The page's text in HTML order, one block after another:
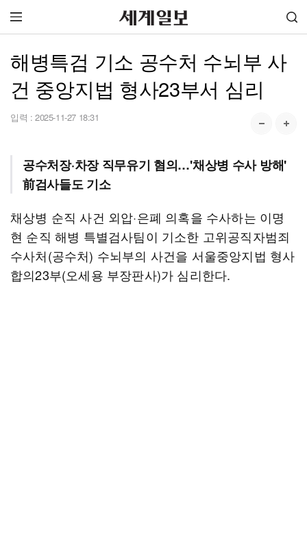
해병특검 기소 공수처 수뇌부 사
건 중앙지법 형사23부서 심리
입력 : 2025-11-27 18:31
공수처장·차장 직무유기 혐의…'채상병 수사 방해'
前검사들도 기소
채상병 순직 사건 외압·은폐 의혹을 수사하는 이명
현 순직 해병 특별검사팀이 기소한 고위공직자범죄
수사처(공수처) 수뇌부의 사건을 서울중앙지법 형사
합의23부(오세용 부장판사)가 심리한다.